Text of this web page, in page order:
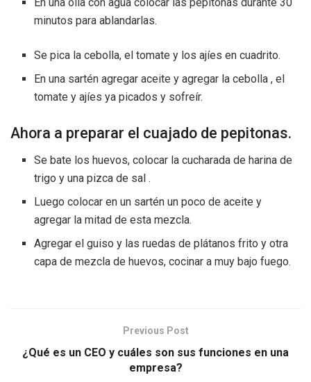
minutos para ablandarlas.
Se pica la cebolla, el tomate y los ajíes en cuadrito.
En una sartén agregar aceite y agregar la cebolla , el
tomate y ajíes ya picados y sofreír.
Ahora a preparar el cuajado de pepitonas.
Se bate los huevos, colocar la cucharada de harina de
trigo y una pizca de sal .
Luego colocar en un sartén un poco de aceite y
agregar la mitad de esta mezcla.
Agregar el guiso y las ruedas de plátanos frito y otra
capa de mezcla de huevos, cocinar a muy bajo fuego.
Previous Post
¿Qué es un CEO y cuáles son sus funciones en una
empresa?